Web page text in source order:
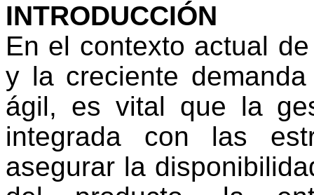
INTRODUCCIÓN
En el contexto actual
y la creciente
ágil, es vital que la
integrada con las
asegurar la